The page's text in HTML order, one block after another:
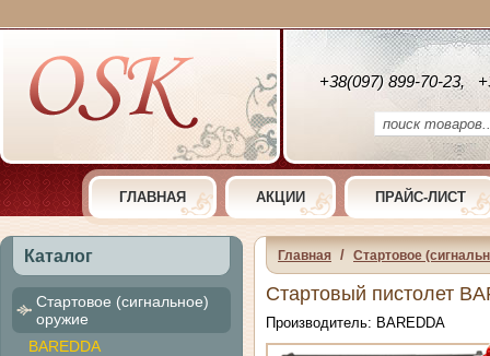
+38(097) 899-70-23,
ГЛАВНАЯ АКЦИИ ПРАЙС-ЛИСТ
Каталог
Cтартовое (сигнальное)
оружие
BAREDDA
Главная / Cтартовое
Стартовый пистолет
Производитель: BAREDDA